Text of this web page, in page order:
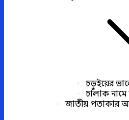
চড়ুইয়ের
চালাক
জাতীয় পতাকার